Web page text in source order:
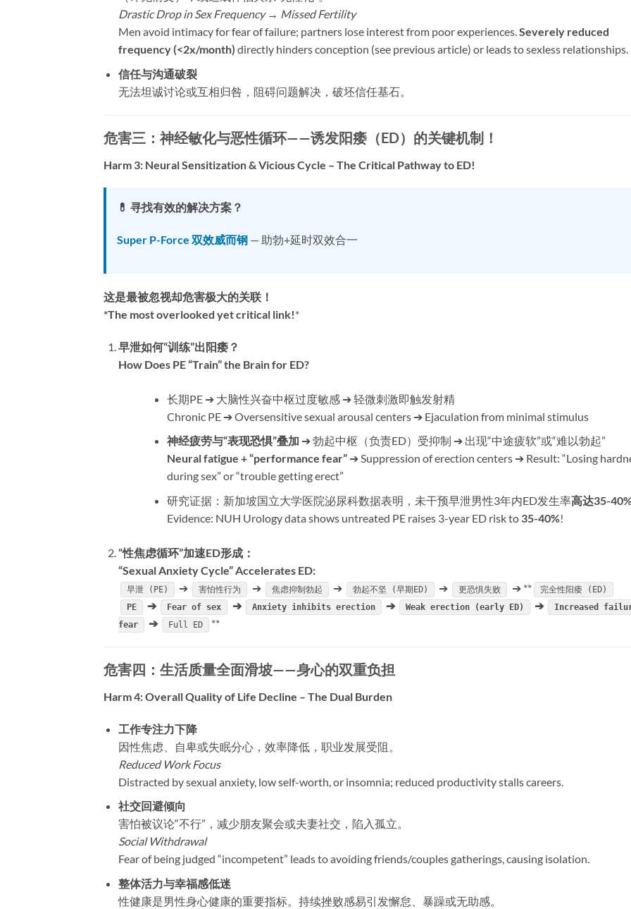
Drastic Drop in Sex Frequency → Missed Fertility
Men avoid intimacy for fear of failure; partners lose interest from poor experiences. ​Severely reduced
frequency (<2x/month)​ ​ directly hinders conception (see previous article) or leads to sexless relationships.
信任与沟通破裂
无法坦诚讨论或互相归咎，阻碍问题解决，破坯信任基石。
危害三：神经敏化与恶性循环——诱发阳痿（ED）的关键机制！​
Harm 3: Neural Sensitization & Vicious Cycle – The Critical Pathway to ED!​
💊 寻找有效的解决方案？
Super P-Force 双效威而钢 — 助勃+延时双效合一
这是最被忽视却危害极大的关联！​
​*The most overlooked yet critical link!​​*
早泄如何“训练”出阳痿？​
How Does PE “Train” the Brain for ED?​
长期PE ➔ 大脑性兴奋中枢过度敏感 ➔ 轻微刺激即触发射精
Chronic PE ➔ Oversensitive sexual arousal centers ➔ Ejaculation from minimal stimulus
神经疲劳与“表现恐惧”叠加 ​ ➔ 勃起中枢（负责ED）受抑制 ➔ 出现“中途疲软”或“难以勃起”
Neural fatigue + “performance fear”​ ➔ Suppression of erection centers ➔ Result: “Losing
during sex” or “trouble getting erect”
研究证据：新加坡国立大学医院泌尿科数据表明，未干预早泄男性3年内ED发生率高达35-
Evidence: NUH Urology data shows untreated PE raises 3-year ED risk to ​ 35-40%​​!
​“性焦虑循环”加速ED形成：​
​“Sexual Anxiety Cycle” Accelerates ED:​
早泄 (PE) ➔ 害怕性行为 ➔ 焦虑抑制勃起 ➔ 勃起不坚 (早期ED) ➔ 更恐惧失败 ➔ ​**
完全性阳痿 (ED)
PE
➔ Fear of sex ➔ Anxiety inhibits erection ➔ Weak erection (early ED) ➔
Increased
fear
➔ ​ Full ED **​
危害四：生活质量全面滑坡——身心的双重负担
Harm 4: Overall Quality of Life Decline – The Dual Burden
工作专注力下降
因性焦虑、自卑或失眠分心，效率降低，职业发展受阻。
Reduced Work Focus
Distracted by sexual anxiety, low self-worth, or insomnia; reduced productivity stalls careers.
社交回避倾向
害怕被议论“不行”，减少朋友聚会或夫妻社交，陷入孤立。
Social Withdrawal
Fear of being judged “incompetent” leads to avoiding friends/couples gatherings, causing isolation.
整体活力与幸福感低迷
性健康是男性身心健康的重要指标。持续挫败感易引发懈怠、暴躁或无助感。